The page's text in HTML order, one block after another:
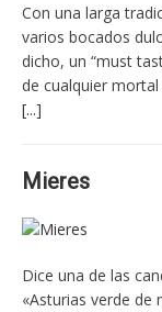
Con una larga
varios bocados
dicho, un “must
de cualquier
[...]
Mieres
Dice una de las
«Asturias verde de